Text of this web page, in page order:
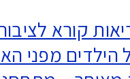
קורא
מפני